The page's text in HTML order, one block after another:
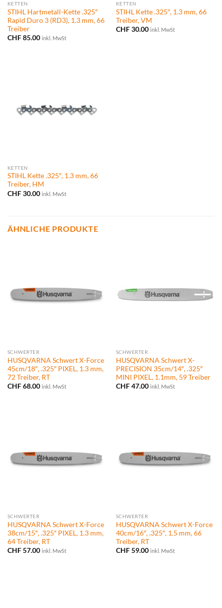
KETTEN
STIHL Hartmetall-Kette .325″
Rapid Duro 3 (RD3), 1.3 mm, 66
Treiber
CHF85.00 inkl. MwSt
KETTEN
STIHL Kette .325″, 1.3 mm, 66
Treiber, VM
CHF30.00 inkl. MwSt
KETTEN
STIHL Kette .325″, 1.3 mm, 66
Treiber, HM
CHF30.00 inkl. MwSt
ÄHNLICHE PRODUKTE
SCHWERTER
HUSQVARNA Schwert X-Force
45cm/18″, .325″ PIXEL, 1.3 mm,
72 Treiber, RT
CHF68.00 inkl. MwSt
SCHWERTER
HUSQVARNA Schwert X-
PRECISION 35cm/14″, .325″
MINI PIXEL, 1.1mm, 59 Treiber
CHF47.00 inkl. MwSt
SCHWERTER
HUSQVARNA Schwert X-Force
38cm/15″, .325″ PIXEL, 1.3 mm,
64 Treiber, RT
CHF57.00 inkl. MwSt
SCHWERTER
HUSQVARNA Schwert X-Force
40cm/16″, .325″, 1.5 mm, 66
Treiber, RT
CHF59.00 inkl. MwSt